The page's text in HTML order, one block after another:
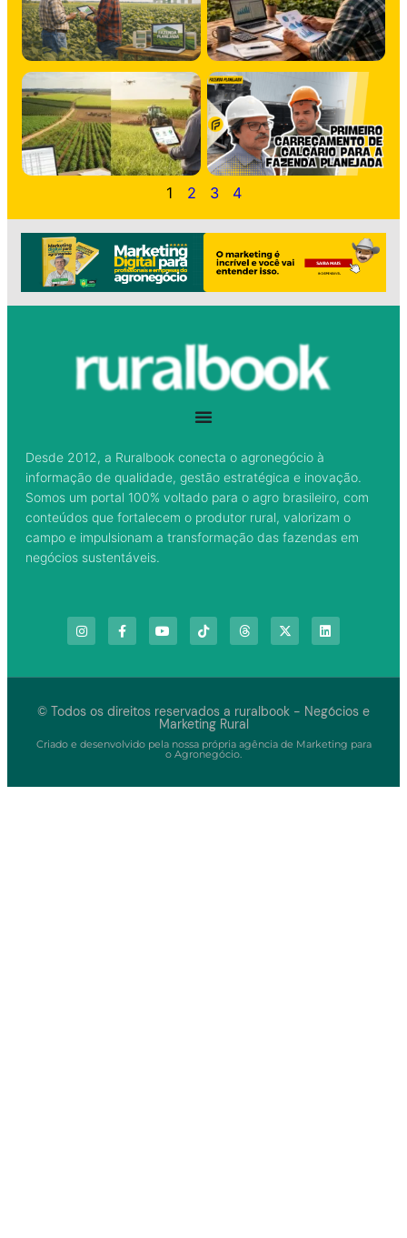
1 2 3 4
Desde 2012, a Ruralbook conecta o agronegócio à
informação de qualidade, gestão estratégica e inovação.
Somos um portal 100% voltado para o agro brasileiro, com
conteúdos que fortalecem o produtor rural, valorizam o
campo e impulsionam a transformação das fazendas em
negócios sustentáveis.
© Todos os direitos reservados a ruralbook - Negócios e
Marketing Rural
Criado e desenvolvido pela nossa própria agência de Marketing para
o Agronegócio.